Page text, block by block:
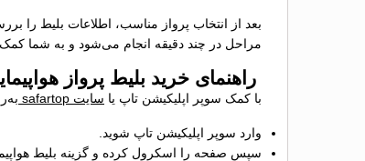
بعد از انتخاب پرواز مناسب، اطلاعات بلیط را
مراحل در چند دقیقه انجام می‌شود و به شما کمک
راهنمای خرید بلیط پرواز
با کمک سوپر اپلیکیشن تاپ یا سایت safartop
وارد سوپر اپلیکیشن تاپ شوید.
سپس صفحه را اسکرول کرده و گزینه بلیط هواپیما